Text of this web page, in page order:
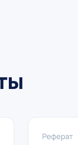
Реферат